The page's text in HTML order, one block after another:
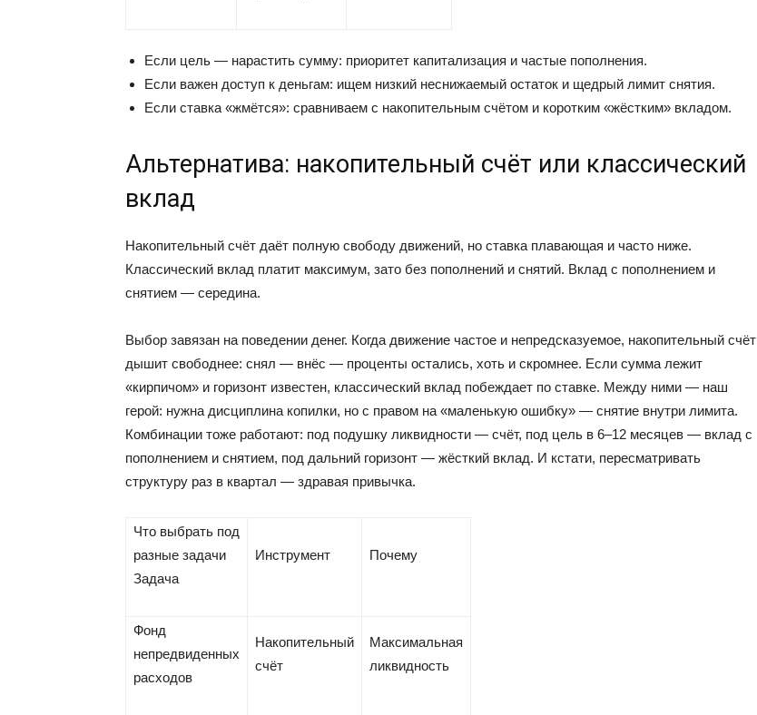
Если цель — нарастить сумму: приоритет капитализация и частые пополнения.
Если важен доступ к деньгам: ищем низкий неснижаемый остаток и щедрый лимит снятия.
Если ставка «жмётся»: сравниваем с накопительным счётом и коротким «жёстким» вкладом.
Альтернатива: накопительный счёт или классический
вклад
Накопительный счёт даёт полную свободу движений, но ставка плавающая и часто ниже.
Классический вклад платит максимум, зато без пополнений и снятий. Вклад с пополнением и
снятием — середина.
Выбор завязан на поведении денег. Когда движение частое и непредсказуемое, накопительный счёт
дышит свободнее: снял — внёс — проценты остались, хоть и скромнее. Если сумма лежит
«кирпичом» и горизонт известен, классический вклад побеждает по ставке. Между ними — наш
герой: нужна дисциплина копилки, но с правом на «маленькую ошибку» — снятие внутри лимита.
Комбинации тоже работают: под подушку ликвидности — счёт, под цель в 6–12 месяцев — вклад с
пополнением и снятием, под дальний горизонт — жёсткий вклад. И кстати, пересматривать
структуру раз в квартал — здравая привычка.
Что выбрать под
разные задачи
Задача
Инструмент Почему
Фонд
непредвиденных
расходов
Накопительный
счёт
Максимальная
ликвидность